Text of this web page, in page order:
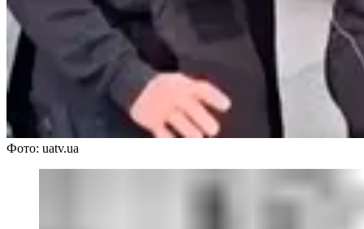
Фото: uatv.ua